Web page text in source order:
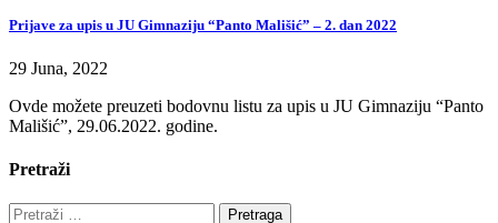
Prijave za upis u JU Gimnaziju “Panto Mališić” – 2. dan 2022
29 Juna, 2022
Ovde možete preuzeti bodovnu listu za upis u JU Gimnaziju “Panto
Mališić”, 29.06.2022. godine.
Pretraži
Pretraga: